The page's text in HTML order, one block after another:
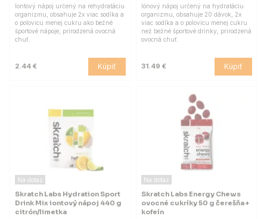
Iontový nápoj určený na rehydratáciu
organizmu, obsahuje 2x viac sodíka a
o polovicu menej cukru ako bežné
športové nápoje, prirodzená ovocná
chuť.
2.44 € Kúpiť
Iónový nápoj určený na hydratáciu
organizmu, obsahuje 20 dávok, 2x
viac sodíka a o polovicu menej cukru
než bežné športové drinky, prirodzená
ovocná chuť.
31.49 € Kúpiť
Na dotaz
Skratch Labs Hydration Sport
Drink Mix iontový nápoj 440 g
citrón/limetka
Na dotaz
Skratch Labs Energy Chews
ovocné cukríky 50 g čerešňa +
kofeín